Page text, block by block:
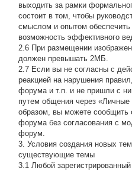
выходить за рамки
состоит в том, чтобы
смыслом и опытом обеспечить
возможность эффективного
2.6 При размещении
должен превышать 2МБ.
2.7 Если вы не согласны с
реакцией на нарушения
форума и т.п. и не пришли с
путем общения через
образом, вы можете сообщить
форума без согласования с
форум.
3. Условия создания новых
существующие темы
3.1 Любой